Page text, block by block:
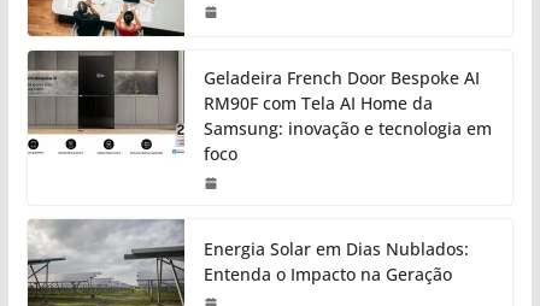
Geladeira French Door Bespoke AI
RM90F com Tela AI Home da
Samsung: inovação e tecnologia em
foco
Energia Solar em Dias Nublados:
Entenda o Impacto na Geração